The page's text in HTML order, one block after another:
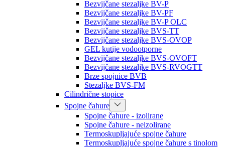
Bezvijčane stezaljke BV-P
Bezvijčane stezaljke BV-PF
Bezvijčane stezaljke BV-P OLC
Bezvijčane stezaljke BVS-TT
Bezvijčane stezaljke BVS-OVOP
GEL kutije vodootporne
Bezvijčane stezaljke BVS-OVOFT
Bezvijčane stezaljke BVS-RVOGTT
Brze spojnice BVB
Stezaljke BVS-FM
Cilindrične stopice
Spojne čahure
Spojne čahure - izolirane
Spojne čahure - neizolirane
Termoskupljajuće spojne čahure
Termoskupljajuće spojne čahure s tinolom